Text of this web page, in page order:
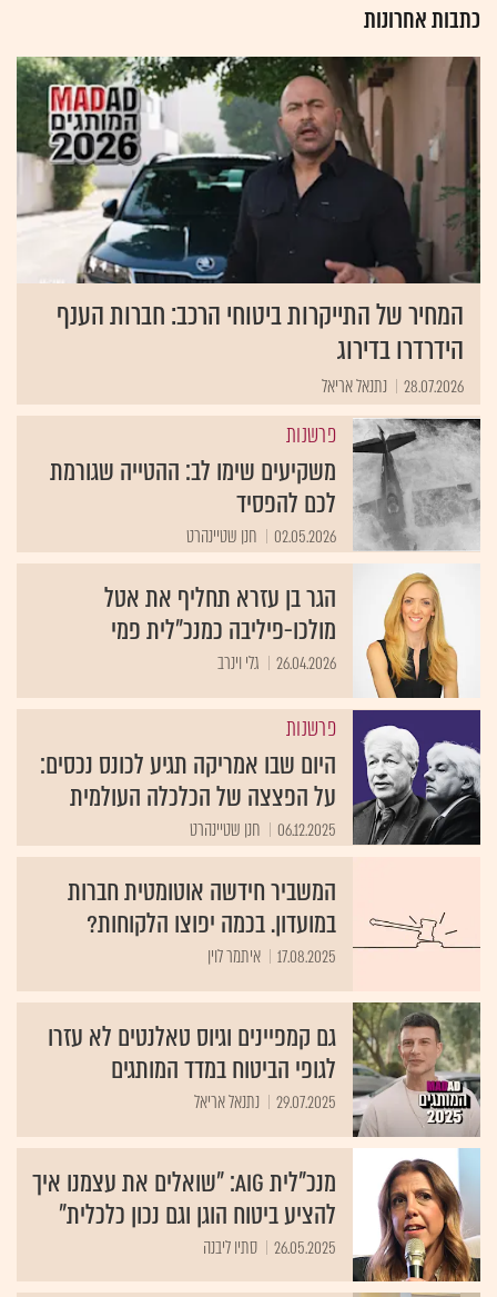
כתבות אחרונות
המחיר של התייקרות ביטוחי הרכב: חברות הענף
הידרדרו בדירוג
28.07.2026 נתנאל אריאל
פרשנות
משקיעים שימו לב: ההטייה שגורמת
לכם להפסיד
02.05.2026 חנן שטיינהרט
הגר בן עזרא תחליף את אטל
מולכו-פיליבה כמנכ״לית פמי
26.04.2026 גלי וינרב
פרשנות
היום שבו אמריקה תגיע לכונס נכסים:
על הפצצה של הכלכלה העולמית
06.12.2025 חנן שטיינהרט
המשביר חידשה אוטומטית חברות
במועדון. בכמה יפוצו הלקוחות?
17.08.2025 איתמר לוין
גם קמפיינים וגיוס טאלנטים לא עזרו
לגופי הביטוח במדד המותגים
29.07.2025 נתנאל אריאל
מנכ"לית AIG: ״שואלים את עצמנו איך
להציע ביטוח הוגן וגם נכון כלכלית״
26.05.2025 סתיו ליבנה